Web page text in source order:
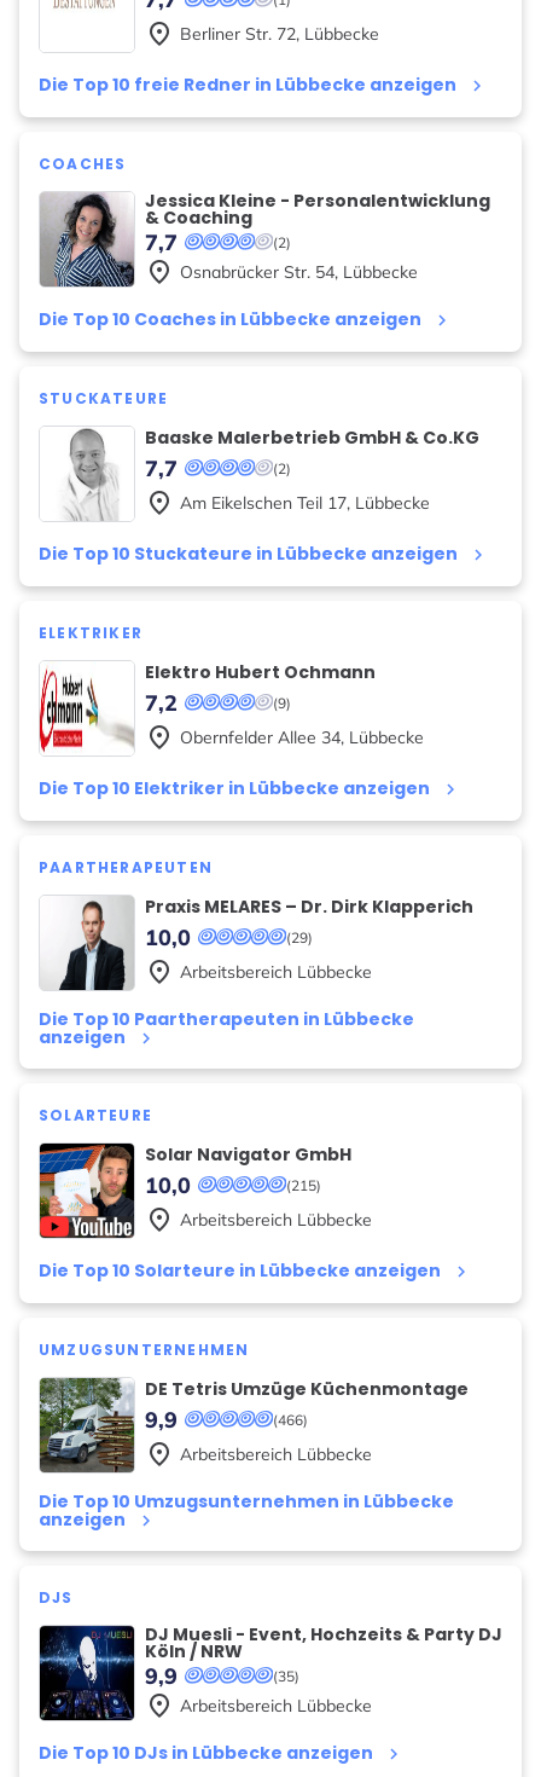
Die Top 10 freie Redner in Lübbecke anzeigen keyboard_arrow_right
place Berliner Str. 72, Lübbecke
COACHES
Jessica Kleine - Personalentwicklung
& Coaching
(2)
7,7
Die Top 10 Coaches in Lübbecke anzeigen keyboard_arrow_right
place Osnabrücker Str. 54, Lübbecke
STUCKATEURE
Baaske Malerbetrieb GmbH & Co.KG
(2)
7,7
Die Top 10 Stuckateure in Lübbecke anzeigen keyboard_arrow_right
place Am Eikelschen Teil 17, Lübbecke
ELEKTRIKER
Elektro Hubert Ochmann
(9)
7,2
Die Top 10 Elektriker in Lübbecke anzeigen keyboard_arrow_right
place Obernfelder Allee 34, Lübbecke
PAARTHERAPEUTEN
Praxis MELARES – Dr. Dirk Klapperich
(29)
10,0
Die Top 10 Paartherapeuten in Lübbecke
anzeigen keyboard_arrow_right
place Arbeitsbereich Lübbecke
SOLARTEURE
Solar Navigator GmbH
(215)
10,0
Die Top 10 Solarteure in Lübbecke anzeigen keyboard_arrow_right
place Arbeitsbereich Lübbecke
UMZUGSUNTERNEHMEN
DE Tetris Umzüge Küchenmontage
(466)
9,9
Die Top 10 Umzugsunternehmen in Lübbecke
anzeigen keyboard_arrow_right
place Arbeitsbereich Lübbecke
DJS
DJ Muesli - Event, Hochzeits & Party DJ
Köln / NRW
(35)
9,9
Die Top 10 DJs in Lübbecke anzeigen keyboard_arrow_right
place Arbeitsbereich Lübbecke